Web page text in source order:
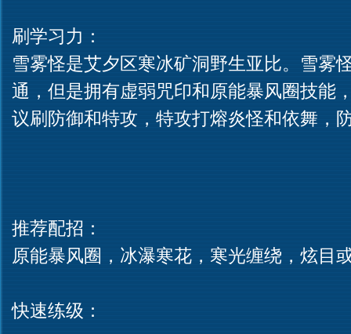
刷学习力：
雪雾怪是艾夕区寒冰矿洞野生亚比。雪雾
通，但是拥有虚弱咒印和原能暴风圈技能
议刷防御和特攻，特攻打熔炎怪和依舞，
推荐配招：
原能暴风圈，冰瀑寒花，寒光缠绕，炫目
快速练级：